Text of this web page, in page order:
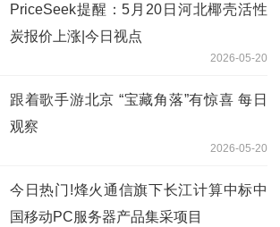
PriceSeek提醒：5月20日河北椰壳活性
炭报价上涨|今日视点
2026-05-20
跟着歌手游北京 “宝藏角落”有惊喜 每日
观察
2026-05-20
今日热门!烽火通信旗下长江计算中标中
国移动PC服务器产品集采项目